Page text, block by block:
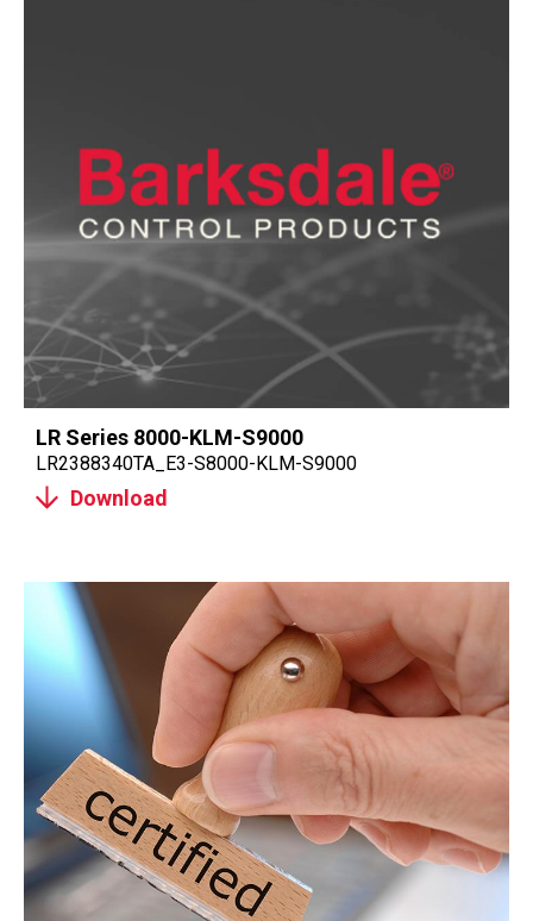
LR Series 8000-KLM-S9000
LR2388340TA_E3-S8000-KLM-S9000
Download